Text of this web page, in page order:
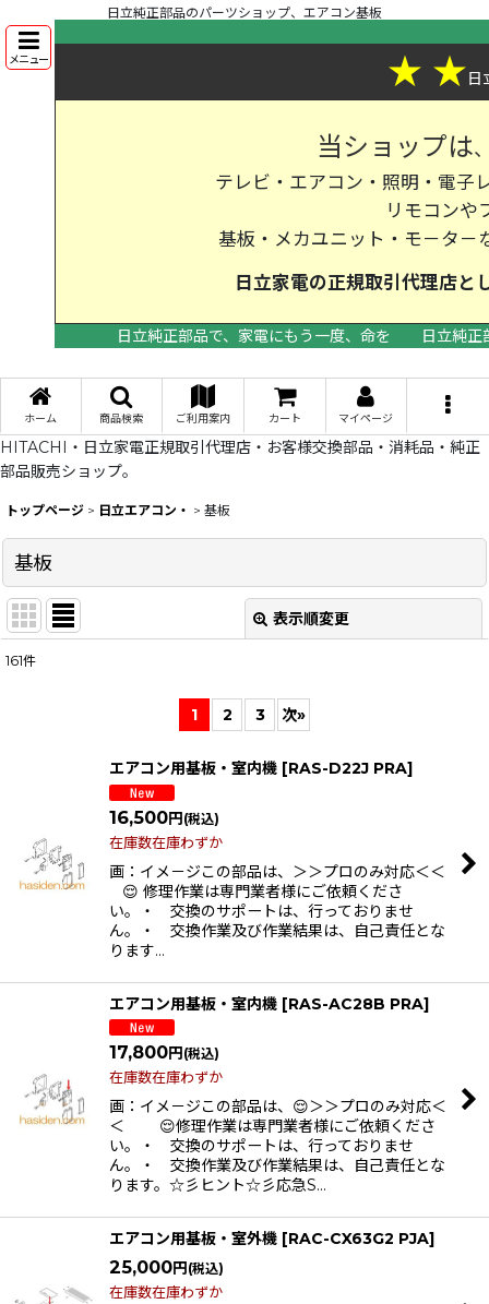
日立純正部品のパーツショップ、エアコン基板
メニュー ★ ★日
当ショップは
テレビ・エアコン・照明・電子
リモコンや
基板・メカユニット・モ－タ－
日立家電の正規取引代理店
日立純正部品で、家電にもう一度、命を
日立純
ホーム 商品検索 ご利用案内 カート マイページ
HITACHI・日立家電正規取引代理店・お客様交換部品・消耗品・純正
部品販売ショップ。
トップページ > 日立エアコン・ > 基板
基板
表示順変更
絞り込む
161件
1 2 3 次»
エアコン用基板・室内機 [RAS-D22J PRA]
16,500円 (税込)
在庫数在庫わずか
画：イメ－ジこの部品は、＞＞プロのみ対応＜＜
😌 修理作業は専門業者様にご依頼くださ
い。・ 交換のサポートは、行っておりませ
ん。・ 交換作業及び作業結果は、自己責任とな
ります…
エアコン用基板・室内機 [RAS-AC28B PRA]
17,800円 (税込)
在庫数在庫わずか
画：イメ－ジこの部品は、😌＞＞プロのみ対応＜
＜ 😌修理作業は専門業者様にご依頼くださ
い。・ 交換のサポートは、行っておりませ
ん。・ 交換作業及び作業結果は、自己責任とな
ります。☆彡ヒント☆彡応急S…
エアコン用基板・室外機 [RAC-CX63G2 PJA]
25,000円 (税込)
在庫数在庫わずか